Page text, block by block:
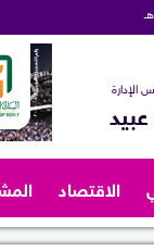
هـ
الاقتصاد